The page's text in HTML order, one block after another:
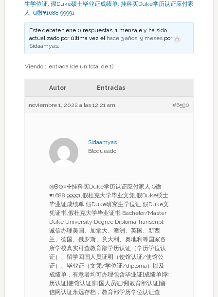
生学位证, 假Duke硕士毕业证成绩单, 挂科买Duke学历认证应付家
人 , Q微♥1688 99991
Este debate tiene 0 respuestas, 1 mensaje y ha sido
actualizado por última vez el hace 3 años, 9 meses por
Sidaamyas.
Viendo 1 entrada (de un total de 1)
Autor Entradas
noviembre 1, 2022 a las 12:21 am #6590
Sidaamyas
Bloqueado
◎Θ⊙¤✣挂科买Duke学历认证应付家人,Q微
♥1688 99991,假杜克大学毕业文凭,假Duke硕士
毕业证成绩单,假Duke研究生学位证,假Duke文
凭证书,假杜克大学毕业证书 Bachelor/Master
Duke University Degree Diploma Transcript
诚信办理美国、加拿大、澳洲、英国、新西
兰、德国、俄罗斯、意大利、奥地利等国家各
所学校真实可查教育部学历认证（学历学位认
证）、留学回国人员证明（使馆认证/使馆公
证）、毕业证（文凭/学位证/diploma）以及
成绩单，有意者均可办理包含毕业证|成绩单|学
历认证|使馆认证|归国人员证明|教育部认证|留
信网认证永远存档，教育部学历学位认证查